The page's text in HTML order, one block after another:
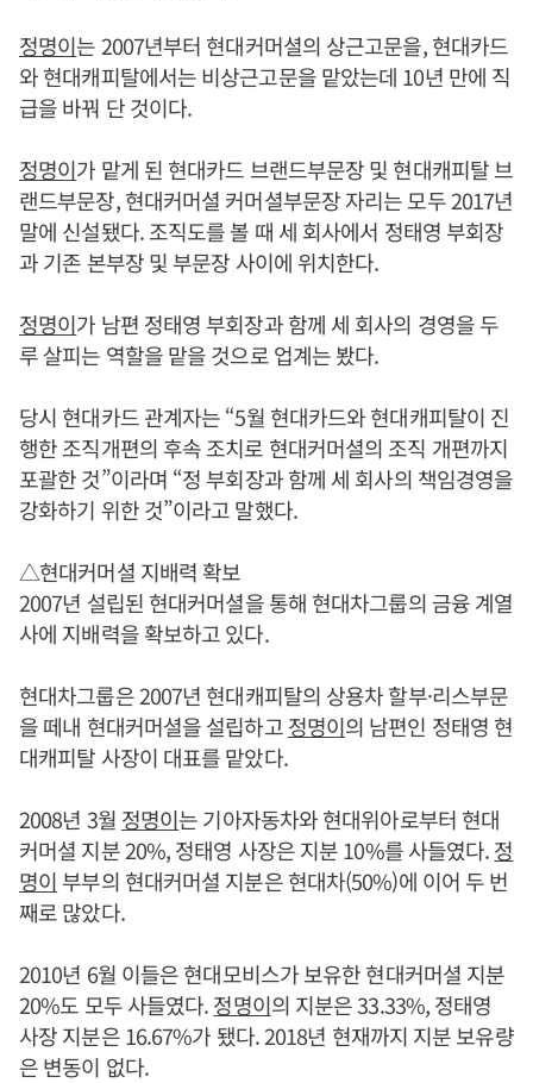
정명이는 2007년부터 현대커머셜의 상근고문을, 현대카드
와 현대캐피탈에서는 비상근고문을 맡았는데 10년 만에 직
급을 바꿔 단 것이다.
정명이가 맡게 된 현대카드 브랜드부문장 및 현대캐피탈 브
랜드부문장, 현대커머셜 커머셜부문장 자리는 모두 2017년
말에 신설됐다. 조직도를 볼 때 세 회사에서 정태영 부회장
과 기존 본부장 및 부문장 사이에 위치한다.
정명이가 남편 정태영 부회장과 함께 세 회사의 경영을 두
루 살피는 역할을 맡을 것으로 업계는 봤다.
당시 현대카드 관계자는 “5월 현대카드와 현대캐피탈이 진
행한 조직개편의 후속 조치로 현대커머셜의 조직 개편까지
포괄한 것”이라며 “정 부회장과 함께 세 회사의 책임경영을
강화하기 위한 것”이라고 말했다.
△현대커머셜 지배력 확보
2007년 설립된 현대커머셜을 통해 현대차그룹의 금융 계열
사에 지배력을 확보하고 있다.
현대차그룹은 2007년 현대캐피탈의 상용차 할부·리스부문
을 떼내 현대커머셜을 설립하고정명이의 남편인 정태영 현
대캐피탈 사장이 대표를 맡았다.
2008년 3월 정명이는 기아자동차와 현대위아로부터 현대
커머셜 지분 20%, 정태영 사장은 지분 10%를 사들였다.정
명이부부의 현대커머셜 지분은 현대차(50%)에 이어 두 번
째로 많았다.
2010년 6월 이들은 현대모비스가 보유한 현대커머셜 지분
20%도 모두 사들였다.정명이의 지분은 33.33%, 정태영
사장 지분은 16.67%가 됐다. 2018년 현재까지 지분 보유량
은 변동이 없다.